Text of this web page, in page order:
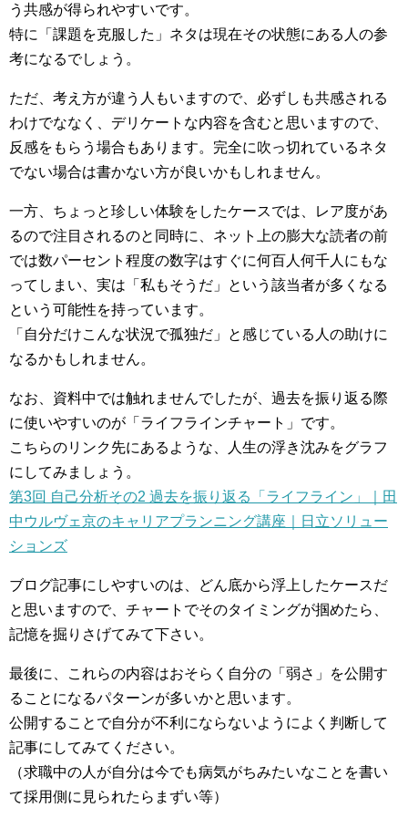
う共感が得られやすいです。
特に「課題を克服した」ネタは現在その状態にある人の参
考になるでしょう。
ただ、考え方が違う人もいますので、必ずしも共感される
わけでななく、デリケートな内容を含むと思いますので、
反感をもらう場合もあります。完全に吹っ切れているネタ
でない場合は書かない方が良いかもしれません。
一方、ちょっと珍しい体験をしたケースでは、レア度があ
るので注目されるのと同時に、ネット上の膨大な読者の前
では数パーセント程度の数字はすぐに何百人何千人にもな
ってしまい、実は「私もそうだ」という該当者が多くなる
という可能性を持っています。
「自分だけこんな状況で孤独だ」と感じている人の助けに
なるかもしれません。
なお、資料中では触れませんでしたが、過去を振り返る際
に使いやすいのが「ライフラインチャート」です。
こちらのリンク先にあるような、人生の浮き沈みをグラフ
にしてみましょう。
第3回 自己分析その2 過去を振り返る「ライフライン」｜田
中ウルヴェ京のキャリアプランニング講座｜日立ソリュー
ションズ
ブログ記事にしやすいのは、どん底から浮上したケースだ
と思いますので、チャートでそのタイミングが掴めたら、
記憶を掘りさげてみて下さい。
最後に、これらの内容はおそらく自分の「弱さ」を公開す
ることになるパターンが多いかと思います。
公開することで自分が不利にならないようによく判断して
記事にしてみてください。
（求職中の人が自分は今でも病気がちみたいなことを書い
て採用側に見られたらまずい等）